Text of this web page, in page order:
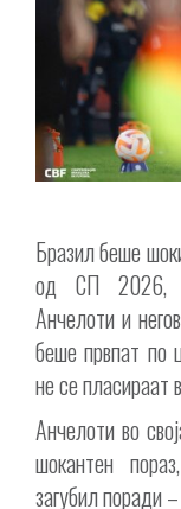
Бразил беше
од СП 2026,
Анчелоти и
беше првпат по
не се пласираат
Анчелоти во
шокантен
загубил поради